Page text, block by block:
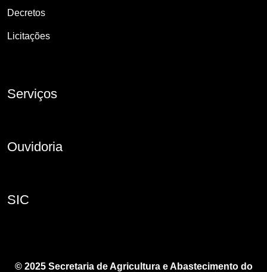
Decretos
Licitações
Serviços
Ouvidoria
SIC
© 2025 Secretaria de Agricultura e Abastecimento do